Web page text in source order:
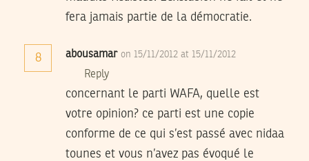
fera jamais partie de la démocratie.
8 abousamar on 15/11/2012 at 15/11/2012
Reply
concernant le parti WAFA, quelle est
votre opinion? ce parti est une copie
conforme de ce qui s’est passé avec nidaa
tounes et vous n’avez pas évoqué le